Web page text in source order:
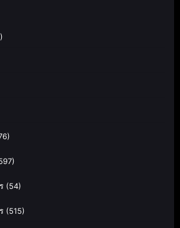
(54)
(515)